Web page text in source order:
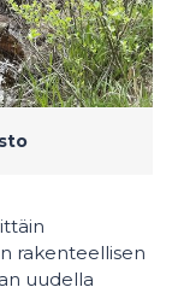
rakenteellisen
uudella